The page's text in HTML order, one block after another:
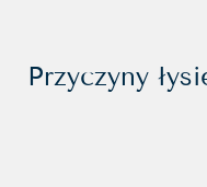
Przyczyny